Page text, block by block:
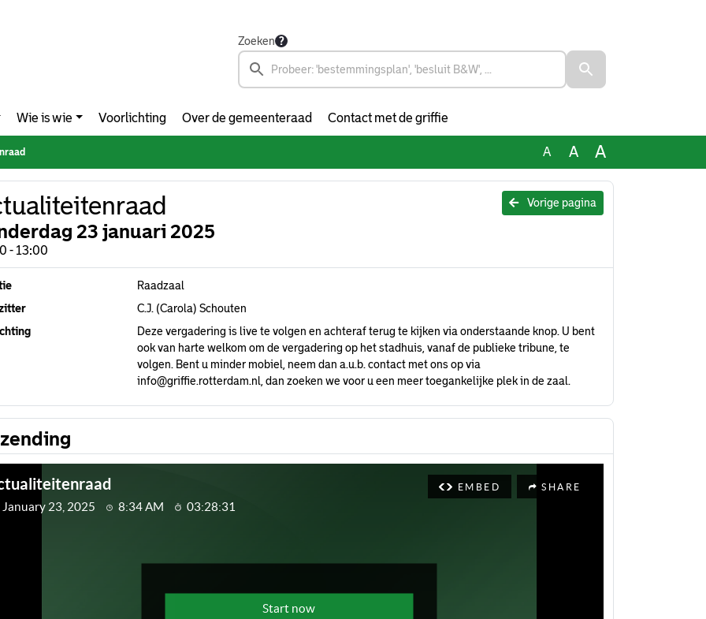
Zoeken
Wie is wie Voorlichting Over de gemeenteraad Contact met de griffie
A A A
Vorige pagina
23 januari 2025
- 13:00
Raadzaal
C.J. (Carola) Schouten
Deze vergadering is live te volgen en achteraf terug te kijken via onderstaande knop. U bent
ook van harte welkom om de vergadering op het stadhuis, vanaf de publieke tribune, te
volgen. Bent u minder mobiel, neem dan a.u.b. contact met ons op via
info@griffie.rotterdam.nl , dan zoeken we voor u een meer toegankelijke plek in de zaal.